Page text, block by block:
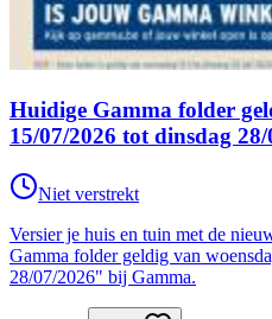
Huidige Gamma folder
15/07/2026 tot dinsdag 28/
Niet verstrekt
Versier je huis en tuin met de
Gamma folder geldig van
28/07/2026" bij Gamma.